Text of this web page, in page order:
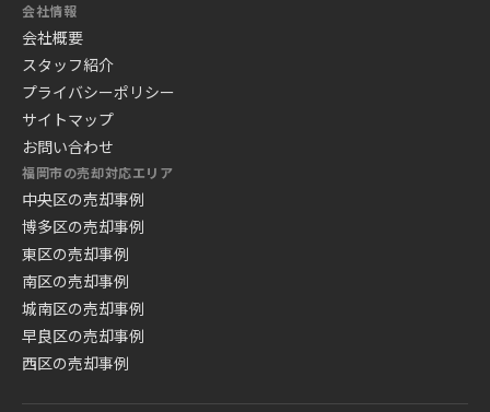
会社情報
会社概要
スタッフ紹介
プライバシーポリシー
サイトマップ
お問い合わせ
福岡市の売却対応エリア
中央区の売却事例
博多区の売却事例
東区の売却事例
南区の売却事例
城南区の売却事例
早良区の売却事例
西区の売却事例